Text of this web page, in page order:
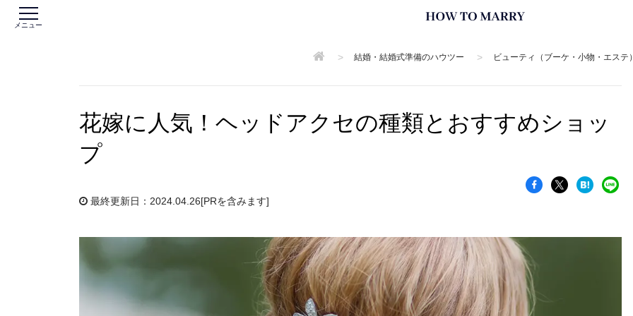
メニュー
> 結婚・結婚式準備のハウツー > ビューティ（ブーケ・小物・エステ
花嫁に人気！ヘッドアクセの種類とおすすめショッ
プ
最終更新日：2024.04.26[PRを含みます]